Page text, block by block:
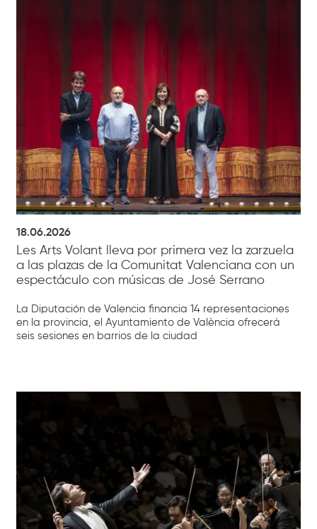
18.06.2026
Les Arts Volant lleva por primera vez la zarzuela
a las plazas de la Comunitat Valenciana con un
espectáculo con músicas de José Serrano
La Diputación de Valencia financia 14 representaciones
en la provincia, el Ayuntamiento de València ofrecerá
seis sesiones en barrios de la ciudad